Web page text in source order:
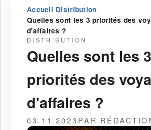
Accueil›Distribution›
Quelles sont les 3 priorités des
d'affaires ?
DISTRIBUTION
Quelles sont les 3
priorités des
d'affaires ?
03.11.2023PAR